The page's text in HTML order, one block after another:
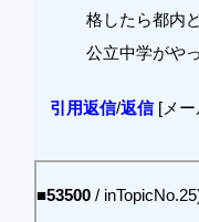
格したら都内
公立中学がや
引用返信/返信[メー
■53500 /